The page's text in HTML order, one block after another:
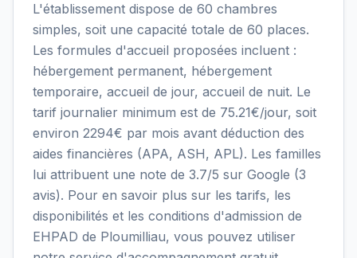
L'établissement dispose de 60 chambres
simples, soit une capacité totale de 60 places.
Les formules d'accueil proposées incluent :
hébergement permanent, hébergement
temporaire, accueil de jour, accueil de nuit. Le
tarif journalier minimum est de 75.21€/jour, soit
environ 2294€ par mois avant déduction des
aides financières (APA, ASH, APL). Les familles
lui attribuent une note de 3.7/5 sur Google (3
avis). Pour en savoir plus sur les tarifs, les
disponibilités et les conditions d'admission de
EHPAD de Ploumilliau, vous pouvez utiliser